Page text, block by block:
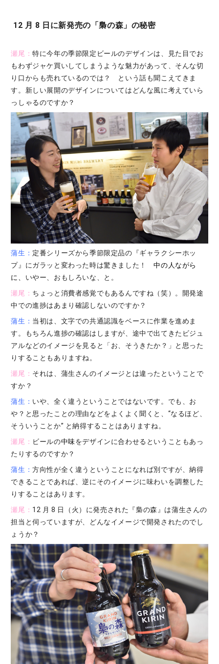
12 月 8 日に新発売の「梟の森」の秘密
瀬尾：特に今年の季節限定ビールのデザインは、見た目でお
もわずジャケ買いしてしまうような魅力があって、そんな切
り口からも売れているのでは？ という話も聞こえてきま
す。新しい展開のデザインについてはどんな風に考えていら
っしゃるのですか？
蒲生： 定番シリーズから季節限定品の『ギャラクシーホッ
プ』にガラッと変わった時は驚きました！中の人ながら
に、 いやー、おもしろいな、と。
瀬尾： ちょっと消費者感覚でもあるんですね（笑）。開発途
中での進捗はあまり確認しないのですか？
蒲生： 当初は、文字での共通認識をベースに作業を進めま
す。もちろん進捗の確認はしますが、途中で出てきたビジュ
アルなどのイメージを見ると「お、そうきたか？」と思った
りすることもありますね。
瀬尾： それは、蒲生さんのイメージとは違ったということで
すか？
蒲生： いや、全く違うということではないです。でも、お
や？と思ったことの理由などをよくよく聞くと、“なるほど、
そういうことか” と納得することはありますね。
瀬尾： ビールの中味をデザインに合わせるということもあっ
たりするのですか？
蒲生：方向性が全く違うということになれば別ですが、納得
できることであれば、逆にそのイメージに味わいを調整した
りすることはあります。
瀬尾： 12 月 8 日（火）に発売された『梟の森』は蒲生さんの
担当と伺っていますが、どんなイメージで開発されたのでし
ょうか？